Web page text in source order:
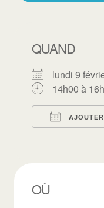
QUAND
lundi 9
14h00 à
OÙ